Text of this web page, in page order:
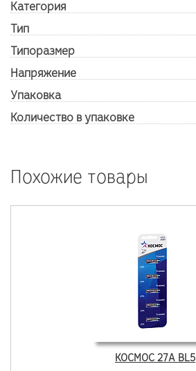
Категория
Тип
Типоразмер
Напряжение
Упаковка
Количество в упаковке
Похожие товары
КОСМОС 27A BL5